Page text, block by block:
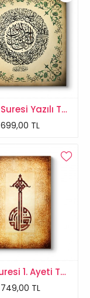
Fatiha Suresi Yazılı Tablo
699,00 TL
İhlas Suresi 1. Ayeti Tablo
749,00 TL